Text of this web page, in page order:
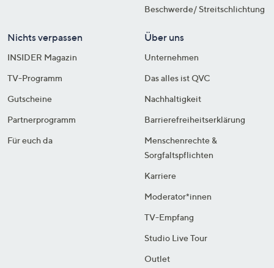
Beschwerde/ Streitschlichtung
Nichts verpassen
INSIDER Magazin
TV-Programm
Gutscheine
Partnerprogramm
Für euch da
Über uns
Unternehmen
Das alles ist QVC
Nachhaltigkeit
Barrierefreiheitserklärung
Menschenrechte &
Sorgfaltspflichten
Karriere
Moderator*innen
TV-Empfang
Studio Live Tour
Outlet